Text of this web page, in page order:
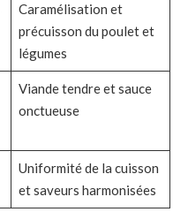
Caramélisation et
précuisson du poulet et
légumes
Viande tendre et sauce
onctueuse
Uniformité de la cuisson
et saveurs harmonisées